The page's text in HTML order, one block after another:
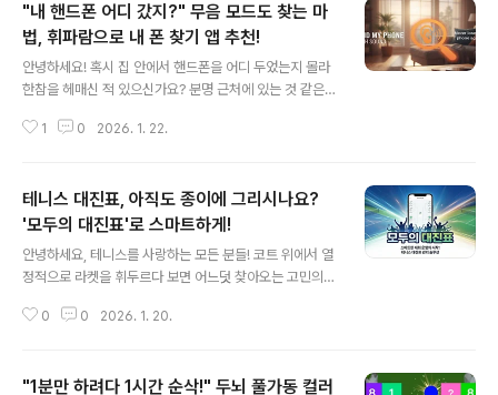
"내 핸드폰 어디 갔지?" 무음 모드도 찾는 마
법, 휘파람으로 내 폰 찾기 앱 추천!
안녕하세요! 혹시 집 안에서 핸드폰을 어디 두었는지 몰라
한참을 헤매신 적 있으신가요? 분명 근처에 있는 것 같은
황했던 경험, 누구나 한 번쯤 있으실 겁니다.오늘은 휘파람
립니다! 📱✨ https://play.google.com/store/apps/
details?id=com.ajted.siriusinventor.findmyphon
ewithsound 🔍 왜 이 앱인가요? (차별화 포인트)시중의
많은 '핸드폰 찾기' 앱들이 있지만, 이 앱이 특별한 이유는
명확합니다.1. 나만의 소리 맞춤 등록 (고정밀 인식)단순히
소리를 듣는..
1 0 2026. 1. 22.
테니스 대진표, 아직도 종이에 그리시나요?
'모두의 대진표'로 스마트하게!
안녕하세요, 테니스를 사랑하는 모든 분들! 코트 위에서 열
정적으로 라켓을 휘두르다 보면 어느덧 찾아오는 고민의
었었지?", "복식 파트너 이번엔 누구랑 하지?", "순위 계산
운로드 바로가기웹사이트 바로가기: https://www.tenni
0 0 2026. 1. 20.
"1분만 하려다 1시간 순삭!" 두뇌 풀가동 컬러